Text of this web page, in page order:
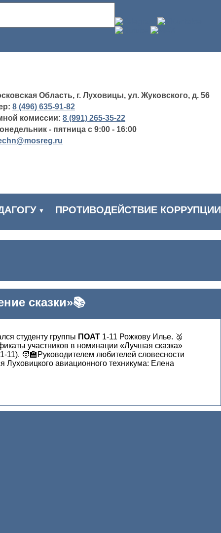
Область, г. Луховицы, ул. Жуковского, д. 56
8 (496) 635-91-82
комиссии: 8 (991) 265-35-22
- пятница с 9:00 - 16:00
▼ ПРОТИВОДЕЙСТВИЕ КОРРУПЦИИ
сказки»📚
студенту группы ПОАТ 1-11 Рожкову Илье. 🥈
участников в номинации «Лучшая сказка»
11). 🧑‍🏫Руководителем любителей словесности
Луховицкого авиационного техникума: Елена